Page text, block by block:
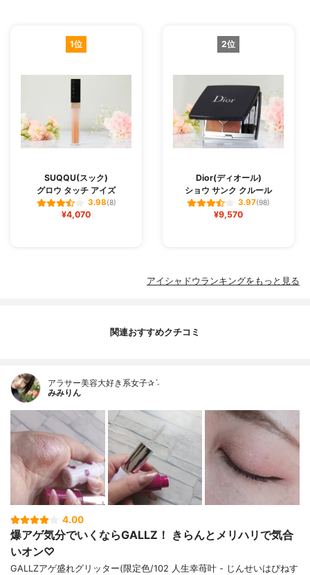
1位
SUQQU(スック)
グロウ タッチ アイズ
3.98(8)
¥4,070
2位
Dior(ディオール)
ショウ サンク クルール
3.97(98)
¥9,570
アイシャドウランキングをもっと見る
関連おすすめクチコミ
アラサー美容大好き系女子✰ˊ˗
みみりん
4.00
爆アゲ気分でいくならGALLZ！ きらんとメリハリで気合
いオン♡
GALLZアゲ盛れグリッター(限定色/102 人生幸苺叶 - じんせいはぴねす